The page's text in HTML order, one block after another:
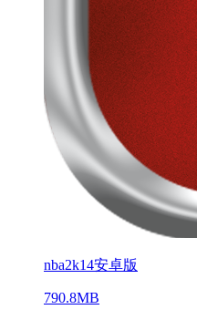
nba2k14安卓版
790.8MB